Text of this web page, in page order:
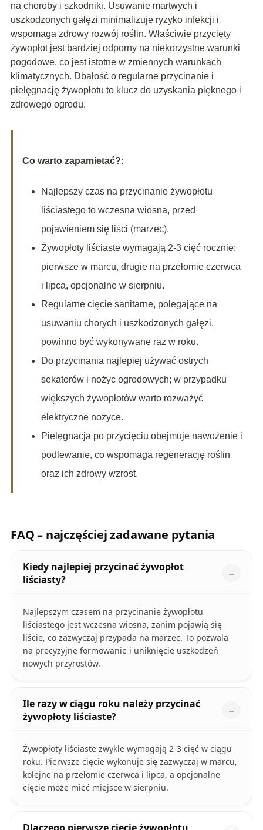
na choroby i szkodniki. Usuwanie martwych i
uszkodzonych gałęzi minimalizuje ryzyko infekcji i
wspomaga zdrowy rozwój roślin. Właściwie przycięty
żywopłot jest bardziej odporny na niekorzystne warunki
pogodowe, co jest istotne w zmiennych warunkach
klimatycznych. Dbałość o regularne przycinanie i
pielęgnację żywopłotu to klucz do uzyskania pięknego i
zdrowego ogrodu.
Co warto zapamietać?:
Najlepszy czas na przycinanie żywopłotu
liściastego to wczesna wiosna, przed
pojawieniem się liści (marzec).
Żywopłoty liściaste wymagają 2-3 cięć rocznie:
pierwsze w marcu, drugie na przełomie czerwca
i lipca, opcjonalne w sierpniu.
Regularne cięcie sanitarne, polegające na
usuwaniu chorych i uszkodzonych gałęzi,
powinno być wykonywane raz w roku.
Do przycinania najlepiej używać ostrych
sekatorów i nożyc ogrodowych; w przypadku
większych żywopłotów warto rozważyć
elektryczne nożyce.
Pielęgnacja po przycięciu obejmuje nawożenie i
podlewanie, co wspomaga regenerację roślin
oraz ich zdrowy wzrost.
FAQ – najczęściej zadawane pytania
Kiedy najlepiej przycinać żywopłot
liściasty?
Najlepszym czasem na przycinanie żywopłotu
liściastego jest wczesna wiosna, zanim pojawią się
liście, co zazwyczaj przypada na marzec. To pozwala
na precyzyjne formowanie i uniknięcie uszkodzeń
nowych przyrostów.
Ile razy w ciągu roku należy przycinać
żywopłoty liściaste?
Żywopłoty liściaste zwykle wymagają 2-3 cięć w ciągu
roku. Pierwsze cięcie wykonuje się zazwyczaj w marcu,
kolejne na przełomie czerwca i lipca, a opcjonalne
cięcie może mieć miejsce w sierpniu.